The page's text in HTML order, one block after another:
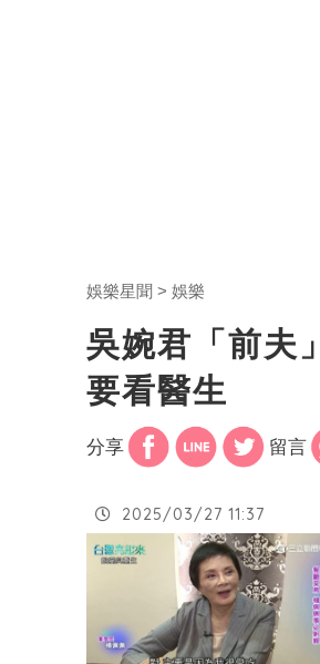
娛樂星聞 娛樂
吳婉君「前夫
要看醫生
分享 留言
2025/03/27 11:37